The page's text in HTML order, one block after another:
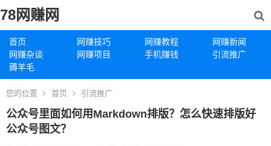
78网赚网
首页 网赚技巧 网赚教程
网赚新闻
网赚杂谈
网赚项目 手机赚钱
引流推广
薅羊毛
您的位置 首页 引流推广
公众号里面如何用Markdown排版？怎么快速排版好
公众号图文？